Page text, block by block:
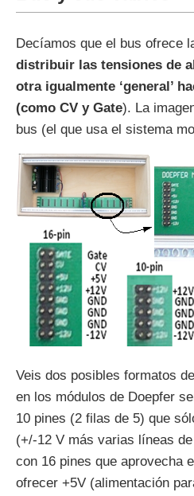
Decíamos que el bus ofrece
distribuir las tensiones de
otra igualmente ‘general’
(como CV y Gate). La
bus (el que usa el sistema
Veis dos posibles formatos
en los módulos de Doepfer
10 pines (2 filas de 5) que
(+/-12 V más varias líneas de
con 16 pines que aprovecha
ofrecer +5V (alimentación